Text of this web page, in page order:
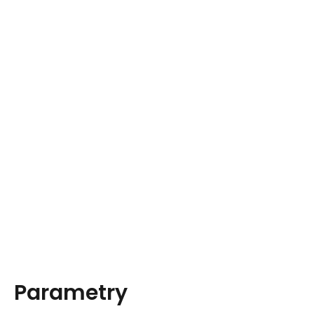
Parametry